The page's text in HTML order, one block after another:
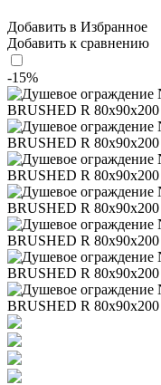
Добавить в Избранное
Добавить к сравнению
-15%